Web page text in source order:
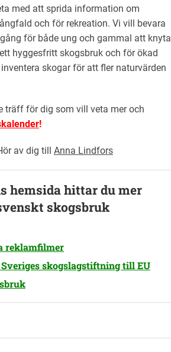
med att sprida information om
och för rekreation. Vi vill bevara
för både ung och gammal att knyta
hyggesfritt skogsbruk och för ökad
skogar för att fler naturvärden
träff för dig som vill veta mer och
!
av dig till Anna Lindfors
hemsida hittar du mer
skogsbruk
reklamfilmer
skogslagstiftning till EU